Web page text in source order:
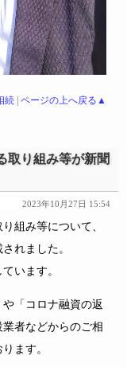
続| ページの上へ戻る▲
取り組み等が新聞
2023年10月27日 15:54
組み等について、
れました。
います。
「コロナ融資の返
者などからのご相
ます。